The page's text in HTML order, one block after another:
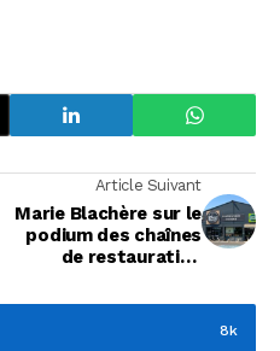
Article Suivant
Marie Blachère sur le
podium des chaînes
de restauration
8k